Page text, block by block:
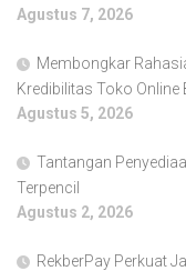
Agustus 7, 2026
Membongkar
Kredibilitas Toko Online
Agustus 5, 2026
Tantangan
Terpencil
Agustus 2, 2026
RekberPay Perkuat